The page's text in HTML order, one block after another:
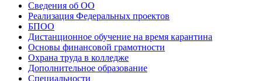
Сведения об ОО
Реализация Федеральных проектов
БПОО
Дистанционное обучение на время карантина
Основы финансовой грамотности
Охрана труда в колледже
Дополнительное образование
Специальности